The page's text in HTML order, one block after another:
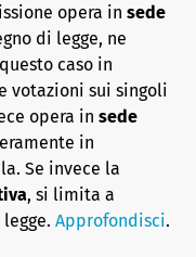
opera in sede
di legge, ne
caso in
votazioni sui singoli
opera in sede
in
Se invece la
, si limita a
Approfondisci.